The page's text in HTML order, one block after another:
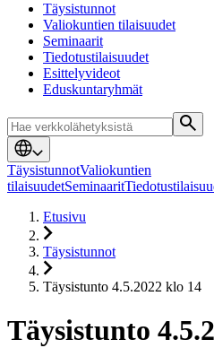
Täysistunnot
Valiokuntien tilaisuudet
Seminaarit
Tiedotustilaisuudet
Esittelyvideot
Eduskuntaryhmät
TäysistunnotValiokuntien
tilaisuudetSeminaarit
Etusivu
Täysistunnot
Täysistunto 4.5.2022 klo 14
Täysistunto